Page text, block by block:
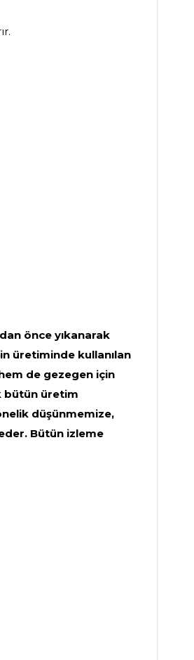
önce yıkanarak
üretiminde kullanılan
de gezegen için
bütün üretim
düşünmemize,
Bütün izleme